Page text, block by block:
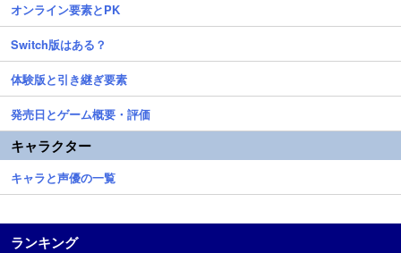
オンライン要素とPK
Switch版はある？
体験版と引き継ぎ要素
発売日とゲーム概要・評価
キャラクター
キャラと声優の一覧
ランキング